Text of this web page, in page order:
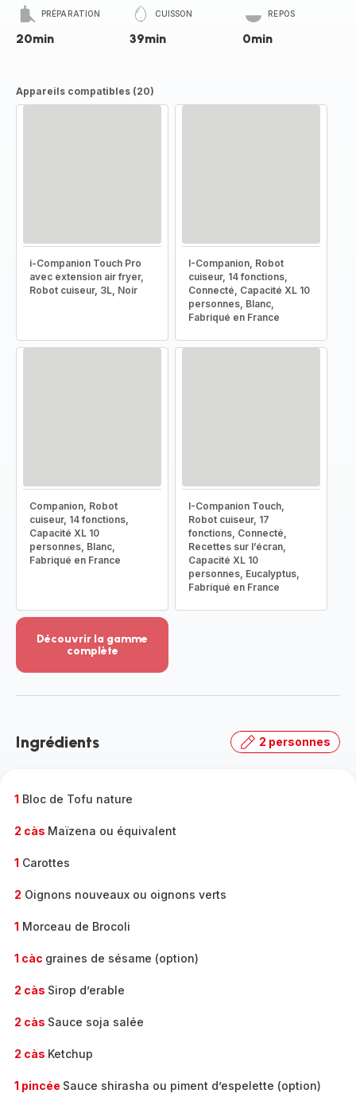
PRÉPARATION
20min
CUISSON
39min
REPOS
0min
Appareils compatibles (20)
i-Companion Touch Pro
avec extension air fryer,
Robot cuiseur, 3L, Noir
I-Companion, Robot
cuiseur, 14 fonctions,
Connecté, Capacité XL 10
personnes, Blanc,
Fabriqué en France
Companion, Robot
cuiseur, 14 fonctions,
Capacité XL 10
personnes, Blanc,
Fabriqué en France
I-Companion Touch,
Robot cuiseur, 17
fonctions, Connecté,
Recettes sur l’écran,
Capacité XL 10
personnes, Eucalyptus,
Fabriqué en France
Découvrir la gamme
complète
-
gamme
Ingrédients 2 personnes
1 Bloc de Tofu nature
2 càs Maïzena ou équivalent
1 Carottes
2 Oignons nouveaux ou oignons verts
1 Morceau de Brocoli
1 càc graines de sésame (option)
2 càs Sirop d’erable
2 càs Sauce soja salée
2 càs Ketchup
1 pincée Sauce shirasha ou piment d’espelette (option)